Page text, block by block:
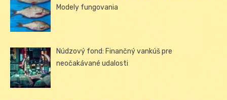
Modely fungovania
Núdzový fond: Finančný vankúš pre
neočakávané udalosti